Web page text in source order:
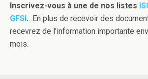
Inscrivez-vous à une de nos listes
GFSI. En plus de recevoir des
recevrez de l'information importante
mois.